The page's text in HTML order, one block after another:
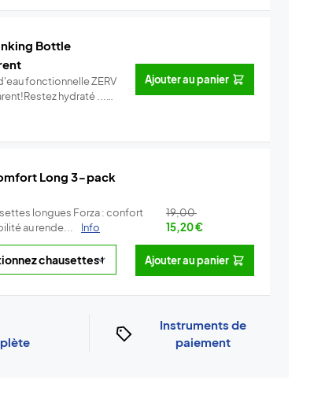
Bottle
fonctionnelle ZERV
hydraté ...
Ajouter au panier
Long 3-pack
longues Forza : confort
au rende...
Info
19,00
15,20€
Ajouter au panier
Instruments de
paiement